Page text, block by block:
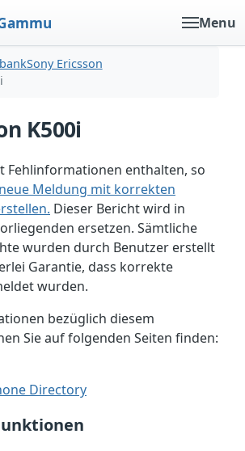
Menu
Sony Ericsson
K500i
Fehlinformationen enthalten, so
Meldung mit korrekten
Dieser Bericht wird in
ersetzen. Sämtliche
wurden durch Benutzer erstellt
Garantie, dass korrekte
wurden.
bezüglich diesem
Sie auf folgenden Seiten finden:
Directory